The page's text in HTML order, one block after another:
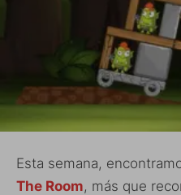
Esta semana,
The Room, más que